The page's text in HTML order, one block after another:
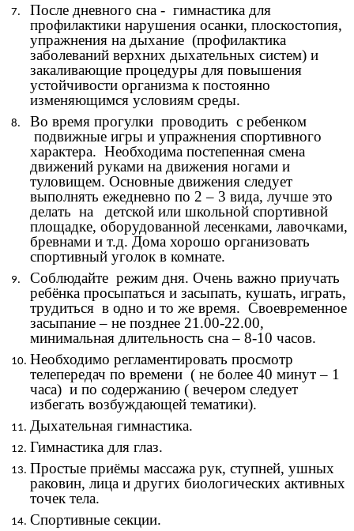
После дневного сна - гимнастика для
профилактики нарушения осанки, плоскостопия,
упражнения на дыхание (профилактика
заболеваний верхних дыхательных систем) и
закаливающие процедуры для повышения
устойчивости организма к постоянно
изменяющимся условиям среды.
Во время прогулки проводить с ребенком
подвижные игры и упражнения спортивного
характера. Необходима постепенная смена
движений руками на движения ногами и
туловищем. Основные движения следует
выполнять ежедневно по 2 – 3 вида, лучше это
делать на детской или школьной спортивной
площадке, оборудованной лесенками, лавочками,
бревнами и т.д. Дома хорошо организовать
спортивный уголок в комнате.
Соблюдайте режим дня. Очень важно приучать
ребёнка просыпаться и засыпать, кушать, играть,
трудиться в одно и то же время. Своевременное
засыпание – не позднее 21.00-22.00,
минимальная длительность сна – 8-10 часов.
Необходимо регламентировать просмотр
телепередач по времени ( не более 40 минут – 1
часа) и по содержанию ( вечером следует
избегать возбуждающей тематики).
Дыхательная гимнастика.
Гимнастика для глаз.
Простые приёмы массажа рук, ступней, ушных
раковин, лица и других биологических активных
точек тела.
Спортивные секции.